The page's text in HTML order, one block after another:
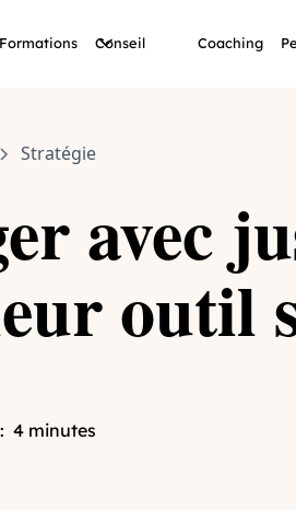
Formations Conseil Coaching
Stratégie
avec
outil
4 minutes